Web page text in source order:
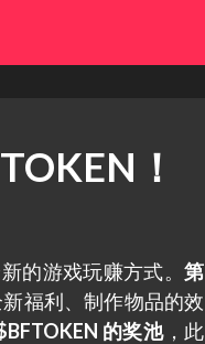
！
的游戏玩赚方式。 第
福利、制作物品的效
的奖池，此